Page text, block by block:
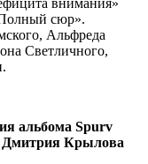
внимания»
сюр».
Альфреда
Светличного,
альбома Spurv
Дмитрия Крылова